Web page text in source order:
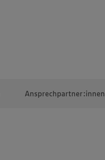
Ansprechpartner:innen